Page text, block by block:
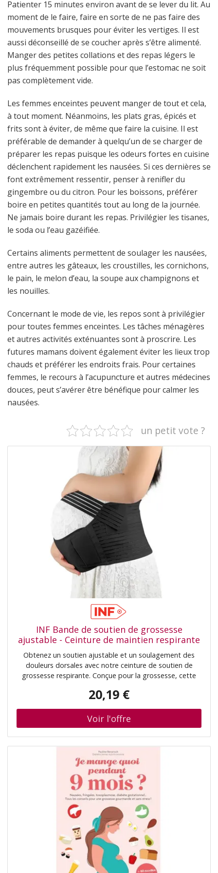
Découvrez le summum du confort et du soutien avec
notre ceinture de soutien de grossesse respirante,
conçue pour vous garder fraîche et confortable tout au
long de votre parcours de grossesse. La conception
réglable assure un ajustement parfait, s'adaptant à
l'évolution de votre corps et offrant un soutien constant
là où vous en avez le plus besoin. Ajustable et soutenant:
optimal avec notre ceinture de soutien de grossesse
ajustable. Dotée de fermetures auto-agrippantes
réglables, cette ceinture vous permet d'ajuster
facilement le niveau de soutien à mesure que votre
ventre grossit. Le système de soutien à 360 degrés offre
une couverture complète de votre abdomen et de votre
bas du dos, réduisant ainsi la pression et la tension. Sa
conception polyvalente la rend adaptée à une utilisation
à toutes les étapes de la grossesse, du début de la
grossesse à la récupération post-partum. L'ajustement
sûr de la ceinture garantit qu'elle reste en place...
Patienter 15 minutes environ avant de se lever du lit. Au
moment de le faire, faire en sorte de ne pas faire des
mouvements brusques pour éviter les vertiges. Il est
aussi déconseillé de se coucher après s’être alimenté.
Manger des petites collations et des repas légers le
plus fréquemment possible pour que l’estomac ne soit
pas complètement vide.
Les femmes enceintes peuvent manger de tout et cela,
à tout moment. Néanmoins, les plats gras, épicés et
frits sont à éviter, de même que faire la cuisine. Il est
préférable de demander à quelqu’un de se charger de
préparer les repas puisque les odeurs fortes en cuisine
déclenchent rapidement les nausées. Si ces dernières se
font extrêmement ressentir, penser à renifler du
gingembre ou du citron. Pour les boissons, préférer
boire en petites quantités tout au long de la journée.
Ne jamais boire durant les repas. Privilégier les tisanes,
le soda ou l’eau gazéifiée.
Certains aliments permettent de soulager les nausées,
entre autres les gâteaux, les croustilles, les cornichons,
le pain, le melon d’eau, la soupe aux champignons et
les nouilles.
Concernant le mode de vie, les repos sont à privilégier
pour toutes femmes enceintes. Les tâches ménagères
et autres activités exténuantes sont à proscrire. Les
futures mamans doivent également éviter les lieux trop
chauds et préférer les endroits frais. Pour certaines
femmes, le recours à l’acupuncture et autres médecines
douces, peut s’avérer être bénéfique pour calmer les
nausées.
un petit vote ?
INF Bande de soutien de grossesse
ajustable - Ceinture de maintien respirante
pour soulager les douleurs dorsales L
Obtenez un soutien ajustable et un soulagement des
douleurs dorsales avec notre ceinture de soutien de
grossesse respirante. Conçue pour la grossesse, cette
confortable. Idéale pour toutes les étapes de la
et d'un soutien inégalés avec notre ceinture de soutien
de grossesse. Conçue pour soulager les douleurs
dorsales pendant la grossesse, cette ceinture offre un
soutien lombaire essentiel, réduisant ainsi la tension et
l'inconfort. La conception ergonomique soulève et
soutient doucement l'abdomen, favorisant une meilleure
posture et un alignement de la colonne vertébrale. Idéale
pour une utilisation pendant les activités quotidiennes,
l'exercice ou même au repos, cette ceinture vous aide à
maintenir une grossesse active et confortable. Ses
sangles réglables assurent un ajustement personnalisé à
toutes les étapes de la grossesse, offrant un soutien
constant à mesure que votre ventre grossit. Le tissu
respirant vous garde au frais et à l'aise, même pendant
les mois les plus chauds, ce qui en fait un accessoire
essentiel pour les futures mamans qui cherchent à
20,19 €